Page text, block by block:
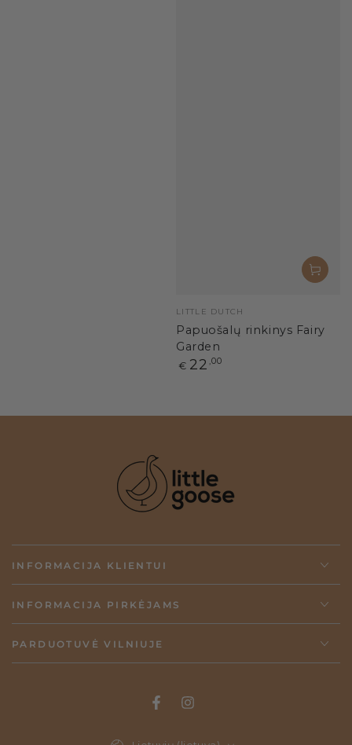
Pardavėjas:
LITTLE DUTCH
Papuošalų rinkinys Fairy
Garden
Paprasta
€ 22 ,00
INFORMACIJA KLIENTUI
INFORMACIJA PIRKĖJAMS
PARDUOTUVĖ VILNIUJE